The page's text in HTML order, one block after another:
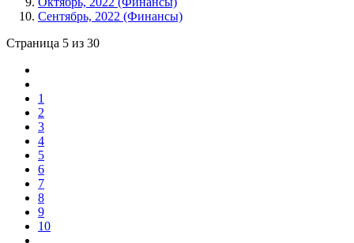
Сентябрь, 2022 (Финансы)
Страница 5 из 30
1
2
3
4
5
6
7
8
9
10